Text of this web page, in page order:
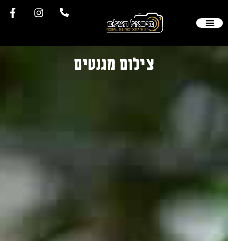
צילום מגנטים